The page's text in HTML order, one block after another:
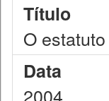
Título
O
Data
2004